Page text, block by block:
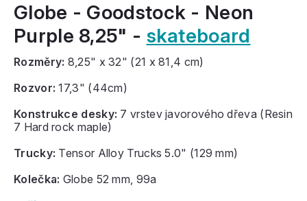
Globe - Goodstock - Neon
Purple 8,25" - skateboard
Rozměry: 8,25" x 32" (21 x 81,4 cm)
Rozvor: 17,3" (44cm)
Konstrukce desky: 7 vrstev javorového dřeva (Resin
7 Hard rock maple)
Trucky: Tensor Alloy Trucks 5.0" (129 mm)
Kolečka: Globe 52 mm, 99a